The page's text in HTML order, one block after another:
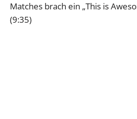
Matches brach ein „This is
(9:35)